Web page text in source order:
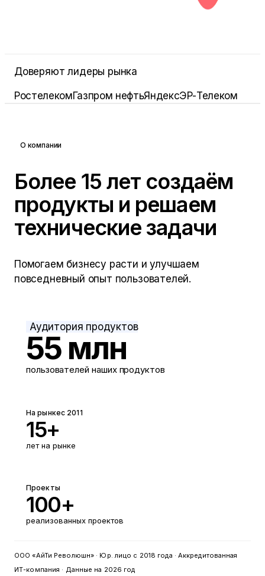
Доверяют лидеры рынка
РостелекомГазпром нефтьЯндексЭР-Телеком
О компании
Более 15 лет создаём
продукты и решаем
технические задачи
Помогаем бизнесу расти и улучшаем
повседневный опыт пользователей.
Аудитория продуктов
55 млн
пользователей наших продуктов
На рынкес 2011
15+
лет на рынке
Проекты
100+
реализованных проектов
ООО «АйТи Революшн» · Юр. лицо с 2018 года · Аккредитованная
ИТ-компания · Данные на 2026 год